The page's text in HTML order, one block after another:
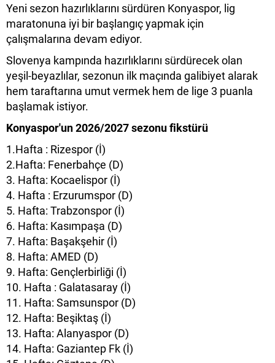
Yeni sezon hazırlıklarını sürdüren Konyaspor, lig
maratonuna iyi bir başlangıç yapmak için
çalışmalarına devam ediyor.
Slovenya kampında hazırlıklarını sürdürecek olan
yeşil-beyazlılar, sezonun ilk maçında galibiyet alarak
hem taraftarına umut vermek hem de lige 3 puanla
başlamak istiyor.
Konyaspor'un 2026/2027 sezonu fikstürü
1.Hafta : Rizespor (İ)
2.Hafta: Fenerbahçe (D)
3. Hafta: Kocaelispor (İ)
4. Hafta : Erzurumspor (D)
5. Hafta: Trabzonspor (İ)
6. Hafta: Kasımpaşa (D)
7. Hafta: Başakşehir (İ)
8. Hafta: AMED (D)
9. Hafta: Gençlerbirliği (İ)
10. Hafta : Galatasaray (İ)
11. Hafta: Samsunspor (D)
12. Hafta: Beşiktaş (İ)
13. Hafta: Alanyaspor (D)
14. Hafta: Gaziantep Fk (İ)